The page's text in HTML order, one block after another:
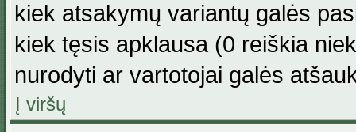
kiek atsakymų variantų galės
kiek tęsis apklausa (0 reiškia
nurodyti ar vartotojai galės
Į viršų